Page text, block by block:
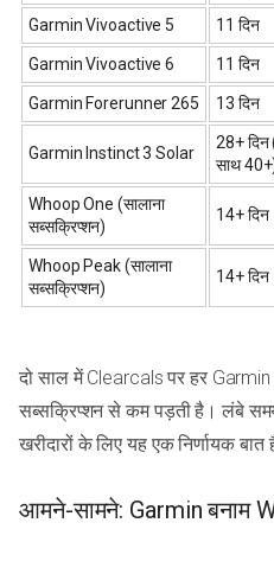
Garmin Vivoactive 5 11 दिन
Garmin Vivoactive 6 11 दिन
Garmin Forerunner 265 13 दिन
Garmin Instinct 3 Solar
28+
साथ
Whoop One (सालाना
सब्सक्रिप्शन)
14+ दिन
Whoop Peak (सालाना
सब्सक्रिप्शन)
14+ दिन
दो साल में Clearcals पर हर
सब्सक्रिप्शन से कम पड़ती है। लंबे
खरीदारों के लिए यह एक निर्णायक बात
आमने-सामने: Garmin बनाम